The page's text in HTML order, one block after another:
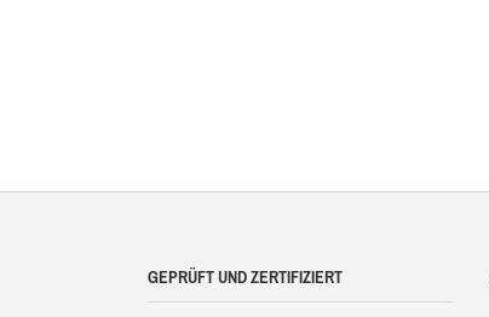
GEPRÜFT UND ZERTIFIZIERT